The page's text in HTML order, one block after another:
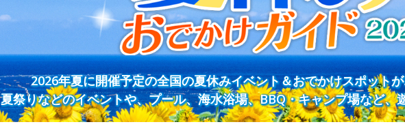
2026年夏に開催予定の全国の夏休みイベント＆おでかけスポット
夏祭りなどのイベントや、プール、海水浴場、BBQ・キャンプ場など、